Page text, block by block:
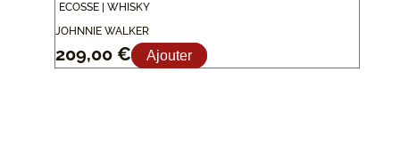
ECOSSE | WHISKY
JOHNNIE WALKER
209,00 € Ajouter